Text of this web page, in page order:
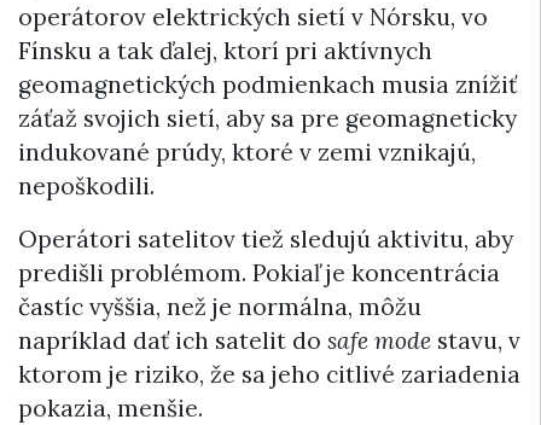
operátorov elektrických sietí v Nórsku, vo
Fínsku a tak ďalej, ktorí pri aktívnych
geomagnetických podmienkach musia znížiť
záťaž svojich sietí, aby sa pre geomagneticky
indukované prúdy, ktoré v zemi vznikajú,
nepoškodili.
Operátori satelitov tiež sledujú aktivitu, aby
predišli problémom. Pokiaľ je koncentrácia
častíc vyššia, než je normálna, môžu
napríklad dať ich satelit do safe mode stavu, v
ktorom je riziko, že sa jeho citlivé zariadenia
pokazia, menšie.